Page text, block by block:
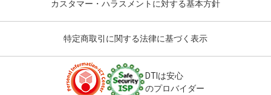
カスタマー・ハラスメントに対する基本方針
特定商取引に関する法律に基づく表示
DTIは安心
のプロバイダー